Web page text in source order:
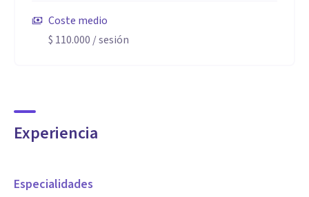
Coste medio
$ 110.000 / sesión
Experiencia
Especialidades